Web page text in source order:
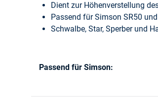
Dient zur Höhenverstellung
Passend für Simson SR50
Schwalbe, Star, Sperber und
Produkteigenschaft
Wert
Passend für Simson: